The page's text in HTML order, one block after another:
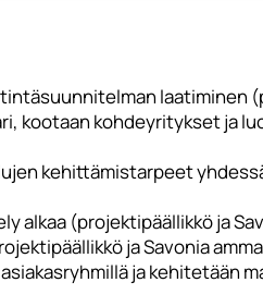
laatiminen
kootaan kohdeyritykset ja
kehittämistarpeet
alkaa (projektipäällikkö ja
ja Savonia
ja kehitetään